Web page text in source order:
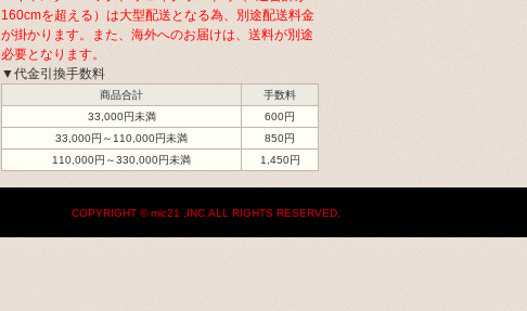
160cmを超える）は大型配送となる為、別途配送料金
が掛かります。また、海外へのお届けは、送料が別途
必要となります。
▼代金引換手数料
商品合計
手数料
33,000円未満
600円
33,000円～110,000円未満
850円
110,000円～330,000円未満
1,450円
COPYRIGHT © mic21 ,INC.ALL RIGHTS RESERVED.